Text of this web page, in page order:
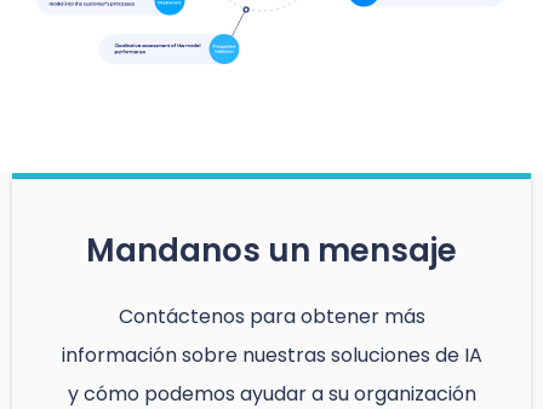
Mandanos un mensaje
Contáctenos para obtener más
información sobre nuestras soluciones de IA
y cómo podemos ayudar a su organización